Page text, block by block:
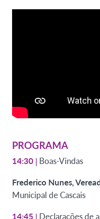
PROGRAMA
14:30 | Boas-Vindas
Frederico Nunes,
Municipal de Cascais
14:45 | Declarações de